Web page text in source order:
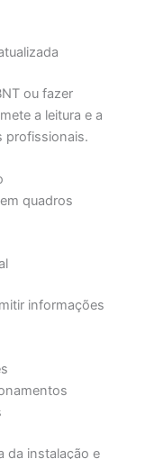
ou fazer
a leitura e a
profissionais.
quadros
informações
da instalação e